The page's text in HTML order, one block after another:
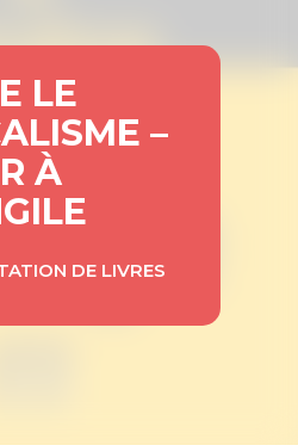
LE
–
À
DE LIVRES